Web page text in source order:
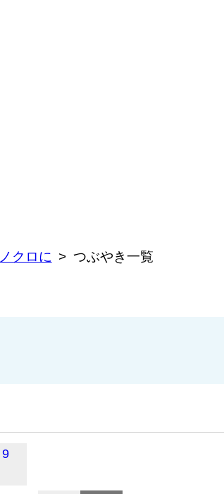
クロに つぶやき一覧
9